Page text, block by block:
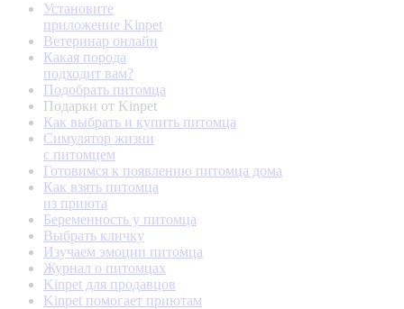
Установите
приложение Kinpet
Ветеринар онлайн
Какая порода
подходит вам?
Подобрать питомца
Подарки от Kinpet
Как выбрать и купить питомца
Симулятор жизни
с питомцем
Готовимся к появлению питомца дома
Как взять питомца
из приюта
Беременность у питомца
Выбрать кличку
Изучаем эмоции питомца
Журнал о питомцах
Kinpet для продавцов
Kinpet помогает приютам